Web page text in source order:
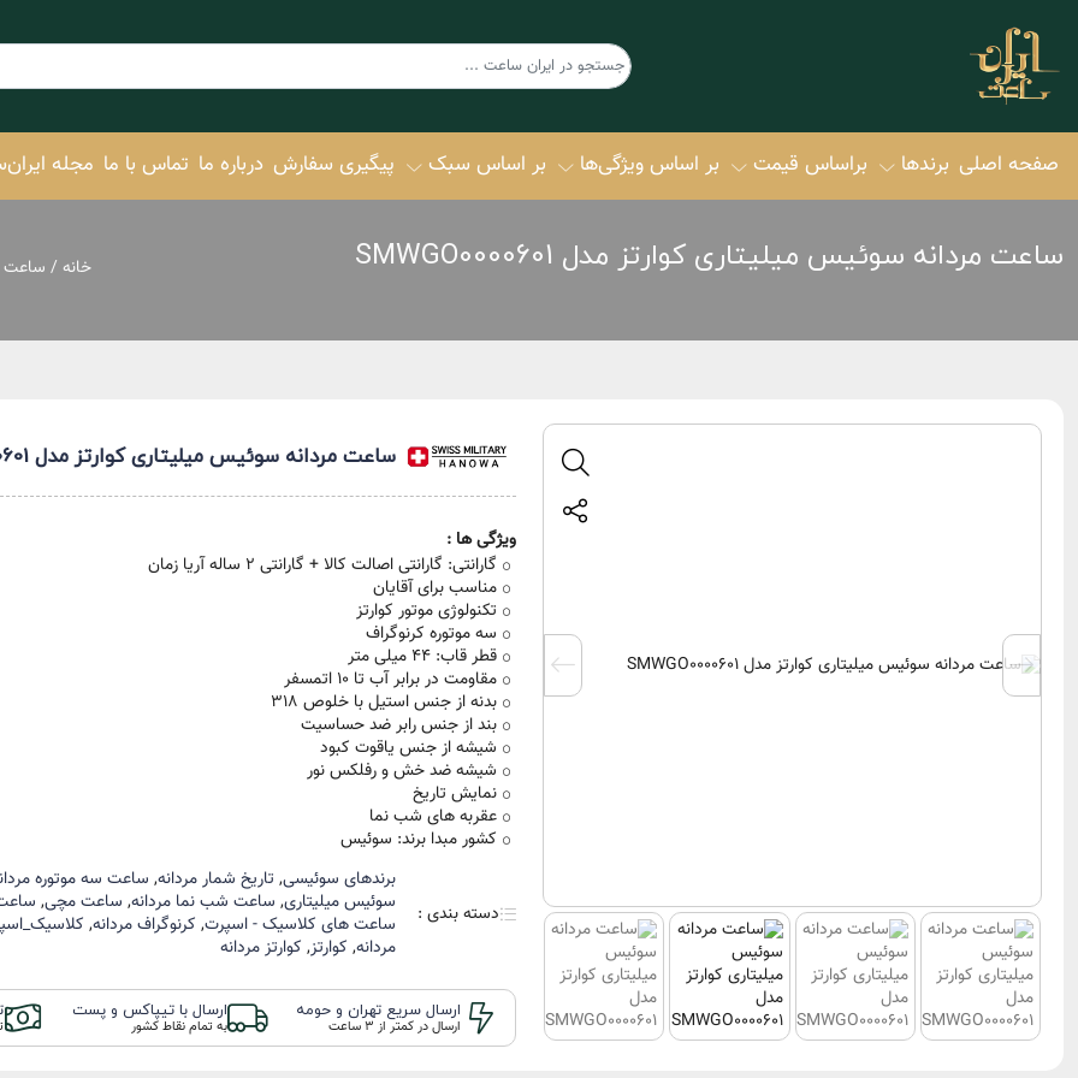
صفحه اصلی برندها
رومر Roamer
کلودبرنارد
Claude Bernard
جگوار Jaguar
جی اف فره GF Ferre
بلنک‌‌پین سواچ
Blancpain x Swatch
سالواتور فراگامو
Salvatore Ferragamo
▪ کالکشن Collection
▪ اکودرایو EcoDrive
▪ پرومستر Promaster
▪ سویوسا TSUYOSA
▪ سیتیزن ال Citizen L
Series
کاسیو CASIO
▪ پروترک PRO TREK
▪ جی شاک G Shock
لاکسمی Laxmi
رویال کرون
Royal Crown
ایسر Acer
کلوین‌کلاین
Calvin Klein
زینوو ZINVO
براساس قیمت بر اساس ویژگی‌ها بر اساس سبک پیگیری سفارش درباره ما تماس با ما مجله
ساعت مردانه سوئیس میلیتاری کوارتز مدل SMWGO0000601 خانه / ساعت
ساعت مردانه سوئیس میلیتاری کوارتز مدل SMWGO0000601
ویژگی ها :
گارانتی: گارانتی اصالت کالا + گارانتی 2 ساله آریا زمان
مناسب برای آقایان
تکنولوژی موتور کوارتز
سه موتوره کرنوگراف
قطر قاب: 44 میلی متر
مقاومت در برابر آب تا 10 اتمسفر
بدنه از جنس استیل با خلوص 318
بند از جنس رابر ضد حساسیت
شیشه از جنس یاقوت کبود
شیشه ضد خش و رفلکس نور
نمایش تاریخ
عقربه های شب نما
کشور مبدا برند: سوئیس
دسته بندی :
برند‌های سوئیسی, تاریخ شمار مردانه, ساعت سه موتوره
سوئیس میلیتاری, ساعت شب نما مردانه, ساعت مچی,
ساعت های کلاسیک - اسپرت, کرنوگراف مردانه,
مردانه, کوارتز, کوارتز مردانه
ارسال سریع تهران و حومه
ارسال در کمتر از 3 ساعت
ارسال با تیپاکس و پست
به تمام نقاط کشور